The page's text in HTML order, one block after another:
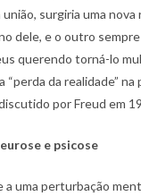
surgiria uma nova
dele, e o outro
querendo torná-lo
da realidade” na
por Freud em
e psicose
uma perturbação